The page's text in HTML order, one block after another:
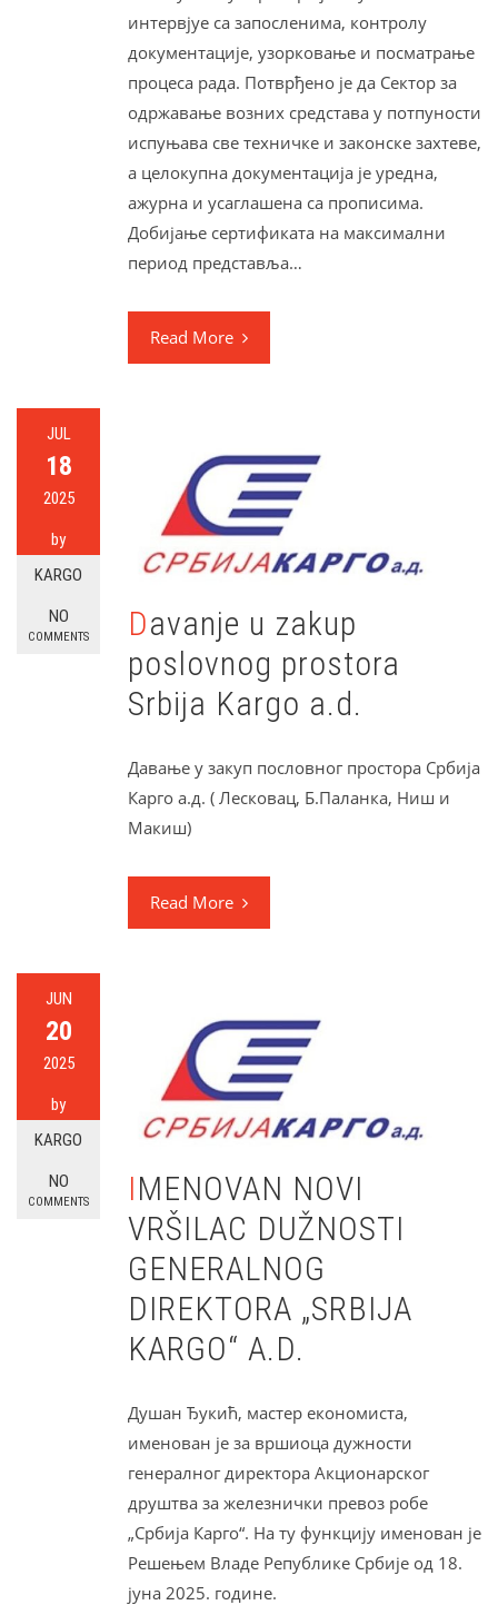
интервјуе са запосленима, контролу
документације, узорковање и посматрање
процеса рада. Потврђено је да Сектор за
одржавање возних средстава у потпуности
испуњава све техничке и законске захтеве,
а целокупна документација је уредна,
ажурна и усаглашена са прописима.
Добијање сертификата на максимални
период представља…
Read More
JUL
18
2025
by
KARGO
NO
COMMENTS
Davanje u zakup
poslovnog prostora
Srbija Kargo a.d.
Давање у закуп пословног простора Србија
Карго а.д. ( Лесковац, Б.Паланка, Ниш и
Макиш)
Read More
JUN
20
2025
by
KARGO
NO
COMMENTS
IMENOVAN NOVI
VRŠILAC DUŽNOSTI
GENERALNOG
DIREKTORA „SRBIJA
KARGO“ A.D.
Душан Ђукић, мастер економиста,
именован је за вршиоца дужности
генералног директора Акционарског
друштва за железнички превоз робе
„Србија Карго“. На ту функцију именован је
Решењем Владе Републике Србије од 18.
јуна 2025. године.